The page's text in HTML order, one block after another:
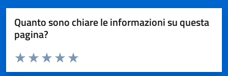
Quanto sono chiare le informazioni su questa
pagina?
Valuta da 1 a 5 stelle la pagina
Valuta 5 stelle su 5
Valuta 4 stelle su 5
Valuta 3 stelle su 5
Valuta 2 stelle su 5
Valuta 1 stelle su 5